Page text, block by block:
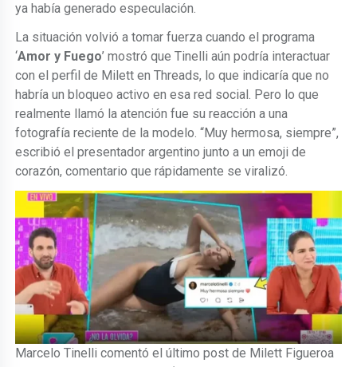
ya había generado especulación.
La situación volvió a tomar fuerza cuando el programa
‘Amor y Fuego’ mostró que Tinelli aún podría interactuar
con el perfil de Milett en Threads, lo que indicaría que no
habría un bloqueo activo en esa red social. Pero lo que
realmente llamó la atención fue su reacción a una
fotografía reciente de la modelo. “Muy hermosa, siempre”,
escribió el presentador argentino junto a un emoji de
corazón, comentario que rápidamente se viralizó.
Marcelo Tinelli comentó el último post de Milett Figueroa